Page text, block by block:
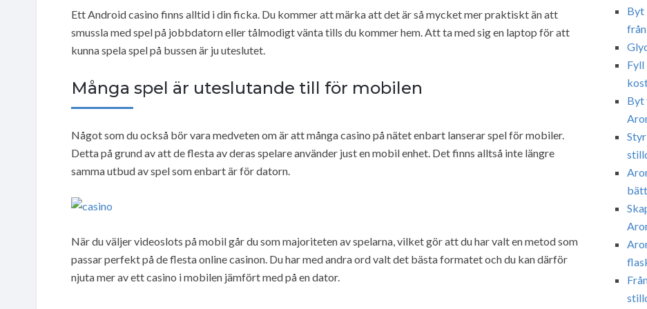
Ett Android casino finns alltid i din ficka. Du kommer att märka att det är så mycket mer praktiskt än att
smussla med spel på jobbdatorn eller tålmodigt vänta tills du kommer hem. Att ta med sig en laptop för att
kunna spela spel på bussen är ju uteslutet.
Många spel är uteslutande till för mobilen
Något som du också bör vara medveten om är att många casino på nätet enbart lanserar spel för mobiler.
Detta på grund av att de flesta av deras spelare använder just en mobil enhet. Det finns alltså inte längre
samma utbud av spel som enbart är för datorn.
När du väljer videoslots på mobil går du som majoriteten av spelarna, vilket gör att du har valt en metod som
passar perfekt på de flesta online casinon. Du har med andra ord valt det bästa formatet och du kan därför
njuta mer av ett casino i mobilen jämfört med på en dator.
Byt
Fyll
Byt